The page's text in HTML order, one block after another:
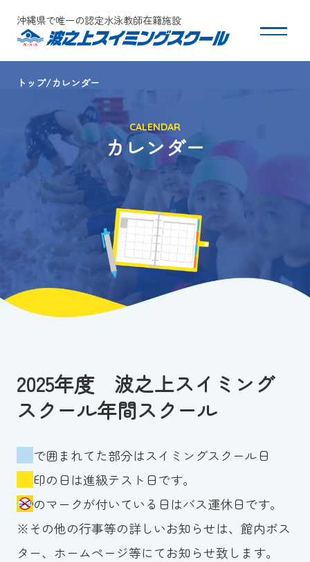
沖縄県で唯一の認定水泳教師在籍施設
スクールについて
コース・クラス紹介
体験・入会
団体会員募集
保護者の方へ
採用情報
カレンダー
波スイタイムズ
お問い合わせ
Tel.098-863-7264
平日 9:00～22:00｜土祝 9:00～21:00
トップ カレンダー
CALENDAR
カレンダー
2025年度 波之上スイミング
スクール年間スクール
で囲まれてた部分はスイミングスクール日
印の日は進級テスト日です。
のマークが付いている日はバス運休日です。
※その他の行事等の詳しいお知らせは、館内ポス
ター、ホームページ等にてお知らせ致します。